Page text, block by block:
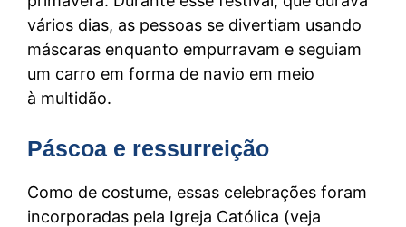
vários dias, as pessoas se divertiam usando
máscaras enquanto empurravam e seguiam
um carro em forma de navio em meio
à multidão.
Páscoa e ressurreição
Como de costume, essas celebrações foram
incorporadas pela Igreja Católica (veja